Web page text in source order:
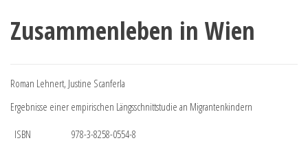
Zusammenleben in Wien
Roman Lehnert, Justine Scanferla
Ergebnisse einer empirischen Längsschnittstudie an Migrantenkindern
ISBN
978-3-8258-0554-8